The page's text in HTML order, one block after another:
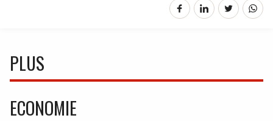
PLUS
ECONOMIE